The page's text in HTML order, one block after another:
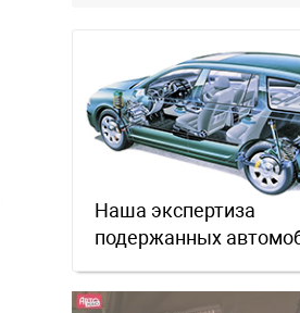
Наша экспертиза
подержанных